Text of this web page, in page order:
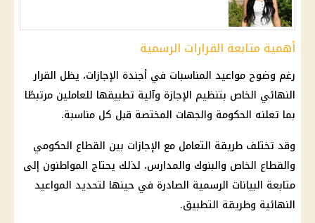
أهمية متابعة القرارات الرسمية
رغم وضوح مواعيد المناسبات في أجندة الإجازات، يظل القرار
النهائي الخاص بتنظيم الإجازة وآلية تطبيقها للعاملين مرتبطًا
بما تعلنه الحكومة والجهات المختصة قبل كل مناسبة.
وقد تختلف طريقة التعامل مع الإجازات بين القطاع الحكومي
والقطاع الخاص والبنوك والمدارس، لذلك يحتاج المواطنون إلى
متابعة البيانات الرسمية الصادرة في حينها لتحديد المواعيد
النهائية وطريقة التطبيق.